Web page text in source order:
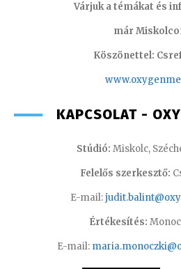
Várjuk a témákat és
már
Köszönettel:
www.oxyge
KAPCSOLAT -
Stúdió: Miskolc,
Felelős szerkesztő:
E-mail:
Értékesítés:
E-mail: